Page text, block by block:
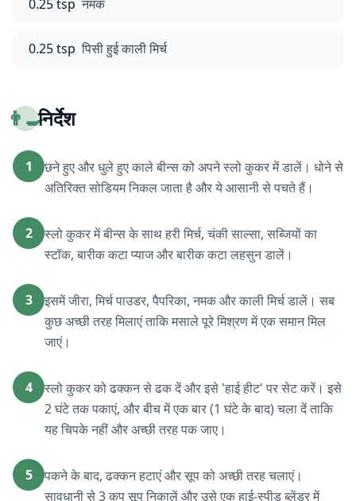
0.25 tsp नमक
0.25 tsp पिसी हुई काली मिर्च
👨‍🍳निर्देश
1
छने हुए और धुले हुए काले बीन्स को अपने स्लो कुकर में डालें। धोने से
अतिरिक्त सोडियम निकल जाता है और ये आसानी से पचते हैं।
2
स्लो कुकर में बीन्स के साथ हरी मिर्च, चंकी साल्सा, सब्जियों का
स्टॉक, बारीक कटा प्याज और बारीक कटा लहसुन डालें।
3
इसमें जीरा, मिर्च पाउडर, पैपरिका, नमक और काली मिर्च डालें। सब
कुछ अच्छी तरह मिलाएं ताकि मसाले पूरे मिश्रण में एक समान मिल
जाएं।
4
स्लो कुकर को ढक्कन से ढक दें और इसे 'हाई हीट' पर सेट करें। इसे
2 घंटे तक पकाएं, और बीच में एक बार (1 घंटे के बाद) चला दें ताकि
यह चिपके नहीं और अच्छी तरह पक जाए।
5
पकने के बाद, ढक्कन हटाएं और सूप को अच्छी तरह चलाएं।
सावधानी से 3 कप सूप निकालें और उसे एक हाई-स्पीड ब्लेंडर में